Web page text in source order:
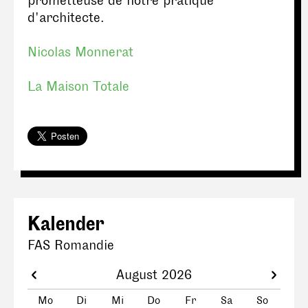
d'architecte.
Nicolas Monnerat
La Maison Totale
Kalender
FAS Romandie
August 2026
Mo Di Mi Do Fr Sa
So